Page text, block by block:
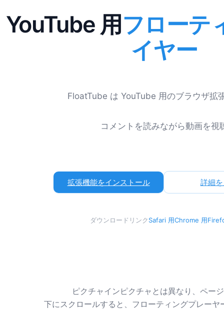
YouTube 用フローテ
イヤー
FloatTube は YouTube 用のブラウザ拡
コメントを読みながら動画を視
拡張機能をインストール 詳細
ダウンロードリンクSafari 用Chrome 用
ピクチャインピクチャとは異なり、ペー
下にスクロールすると、フローティングプレー